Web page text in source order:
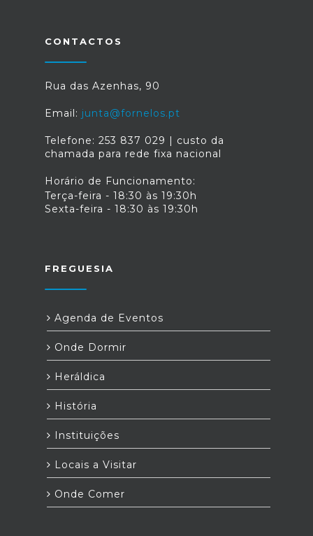
CONTACTOS
Rua das Azenhas, 90
Email: junta@fornelos.pt
Telefone: 253 837 029 | custo da
chamada para rede fixa nacional
Horário de Funcionamento:
Terça-feira - 18:30 às 19:30h
Sexta-feira - 18:30 às 19:30h
FREGUESIA
Agenda de Eventos
Onde Dormir
Heráldica
História
Instituições
Locais a Visitar
Onde Comer